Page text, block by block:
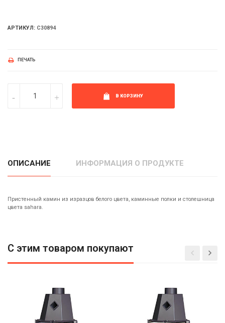
АРТИКУЛ: С30894
ПЕЧАТЬ
В КОРЗИНУ
ОПИСАНИЕ ИНФОРМАЦИЯ О ПРОДУКТЕ
Пристенный камин из изразцов белого цвета, каминные полки и столешница
цвета sahara.
С этим товаром покупают